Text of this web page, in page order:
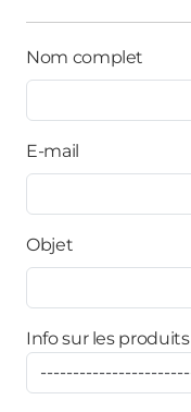
Nom complet
E-mail
Objet
Info sur les produits